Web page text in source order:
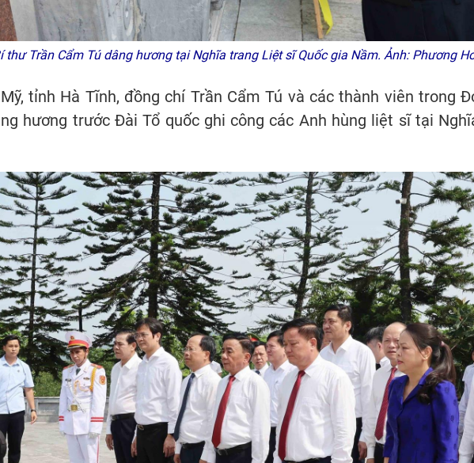
thư Trần Cẩm Tú dâng hương tại Nghĩa trang Liệt sĩ Quốc gia Nầm. Ảnh: Phương
tỉnh Hà Tĩnh, đồng chí Trần Cẩm Tú và các thành viên trong
hương trước Đài Tổ quốc ghi công các Anh hùng liệt sĩ tại